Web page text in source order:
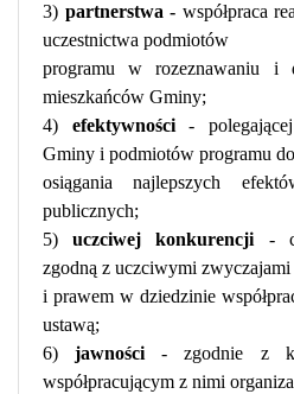
3) partnerstwa - współpraca
uczestnictwa podmiotów
programu w rozeznawaniu i
mieszkańców Gminy;
4) efektywności-
Gminy i podmiotów programu do
osiągania najlepszych
publicznych;
5)uczciwej konkurencji -
zgodną z uczciwymi zwyczajami
i prawem w dziedzinie
ustawą;
6) jawności - zgodnie z
współpracującym z nimi